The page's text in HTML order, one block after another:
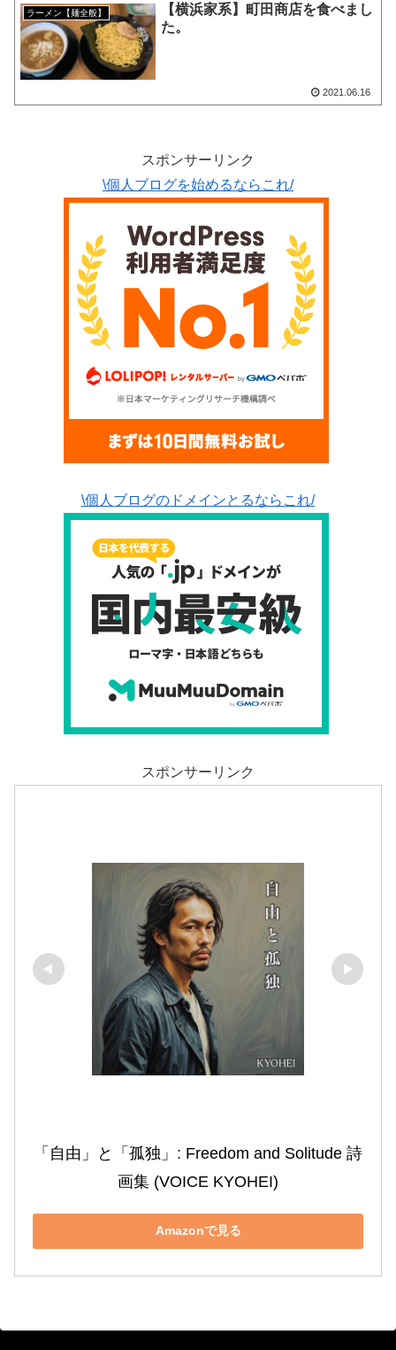
ラーメン【麺全般】
【横浜家系】町田商店を食べまし
た。
2021.06.16
スポンサーリンク
\個人ブログを始めるならこれ/
\個人ブログのドメインとるならこれ/
スポンサーリンク
「自由」と「孤独」: Freedom and Solitude 詩
画集 (VOICE KYOHEI)
Amazonで見る